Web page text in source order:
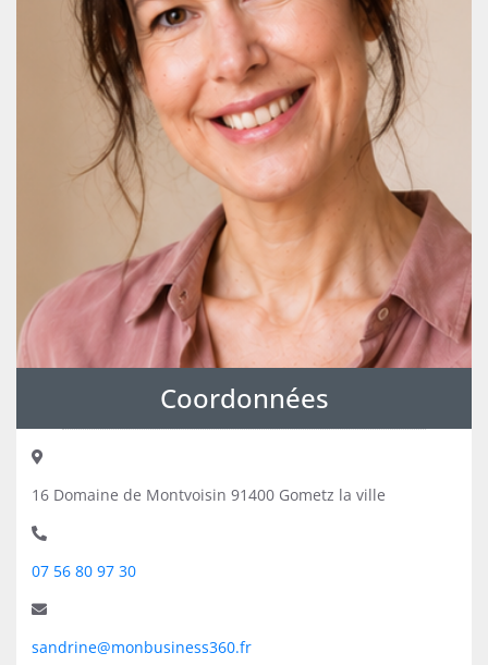
Coordonnées
16 Domaine de Montvoisin 91400 Gometz la ville
07 56 80 97 30
sandrine@monbusiness360.fr